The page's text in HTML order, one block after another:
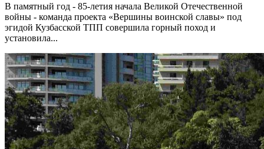
В памятный год - 85-летия начала Великой Отечественной
войны - команда проекта «Вершины воинской славы» под
эгидой Кузбасской ТПП совершила горный поход и
установила...